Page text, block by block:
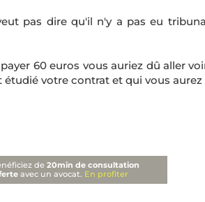
pas dire qu'il n'y a pas eu
60 euros vous auriez dû aller
étudié votre contrat et qui vous
de20min de consultation
avec un avocat. En profiter